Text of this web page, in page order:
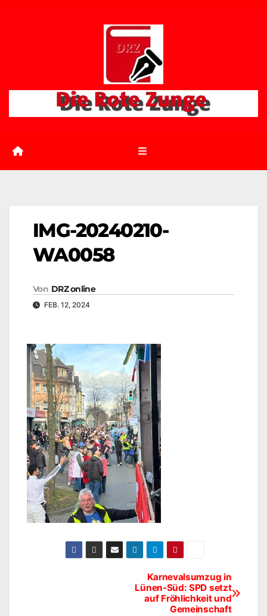
IMG-20240210-
WA0058
Von DRZ online
FEB. 12, 2024
Beitragsnavigation
Karnevalsumzug in
Lünen-Süd: SPD setzt
auf Fröhlichkeit und
Gemeinschaft